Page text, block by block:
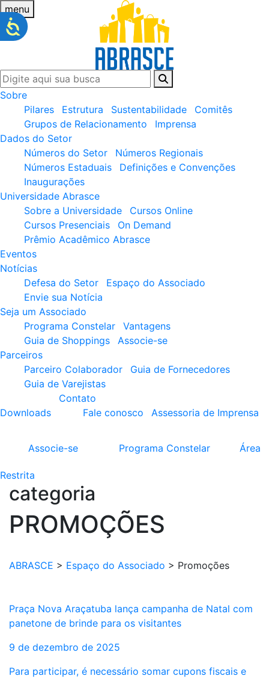
menu
Sobre
Pilares
Estrutura Sustentabilidade
Comitês
Grupos de Relacionamento
Imprensa
Dados do Setor
Números do Setor
Números Regionais
Números Estaduais
Definições e Convenções
Inaugurações
Universidade Abrasce
Sobre a Universidade
Cursos Online
Cursos Presenciais
On Demand
Prêmio Acadêmico Abrasce
Eventos
Notícias
Defesa do Setor
Espaço do Associado
Envie sua Notícia
Seja um Associado
Programa Constelar
Vantagens
Guia de Shoppings
Associe-se
Parceiros
Parceiro Colaborador
Guia de Fornecedores
Guia de Varejistas
Downloads
Contato
Fale conosco
Assessoria de Imprensa
Associe-se Programa Constelar Área
Restrita
categoria
PROMOÇÕES
ABRASCE > Espaço do Associado > Promoções
Praça Nova Araçatuba lança campanha de Natal com
panetone de brinde para os visitantes
9 de dezembro de 2025
Para participar, é necessário somar cupons fiscais e